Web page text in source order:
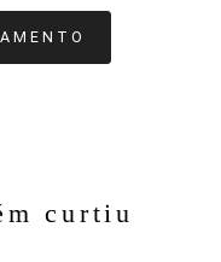
curtiu